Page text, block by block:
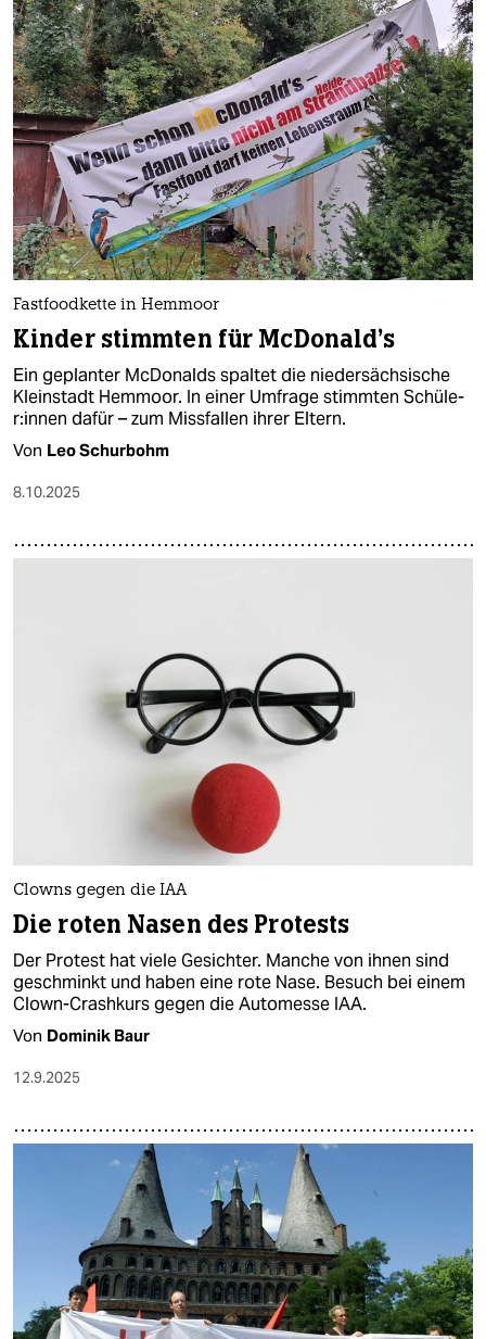
Fastfoodkette in Hemmoor
Kinder stimmten für McDonald’s
Ein geplanter McDonalds spaltet die niedersächsische
Kleinstadt Hemmoor. In einer Umfrage stimmten Schü­le­
r:in­nen dafür – zum Missfallen ihrer Eltern.
Von Leo Schurbohm
8.10.2025
Clowns gegen die IAA
Die roten Nasen des Protests
Der Protest hat viele Gesichter. Manche von ihnen sind
geschminkt und haben eine rote Nase. Besuch bei einem
Clown-Crashkurs gegen die Automesse IAA.
Von Dominik Baur
12.9.2025